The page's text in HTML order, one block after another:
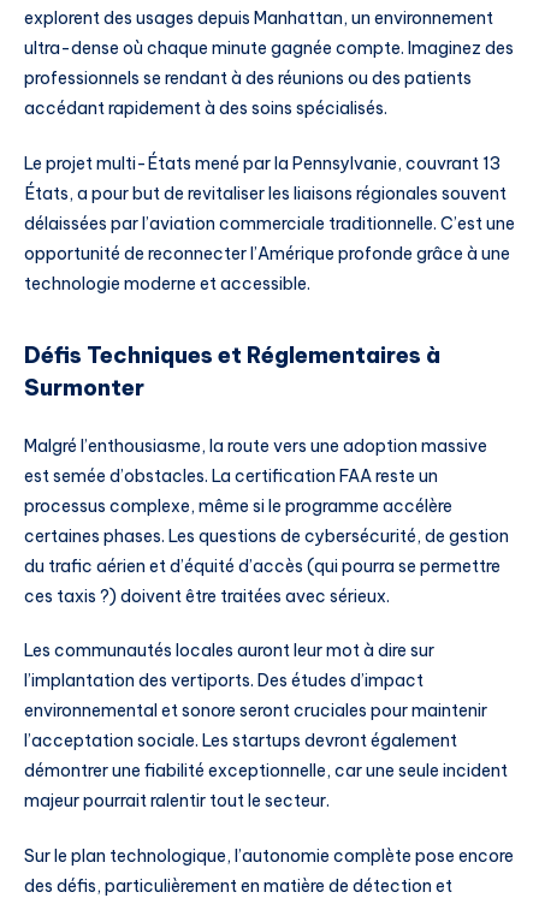
explorent des usages depuis Manhattan, un environnement
ultra-dense où chaque minute gagnée compte. Imaginez des
professionnels se rendant à des réunions ou des patients
accédant rapidement à des soins spécialisés.
Le projet multi-États mené par la Pennsylvanie, couvrant 13
États, a pour but de revitaliser les liaisons régionales souvent
délaissées par l’aviation commerciale traditionnelle. C’est une
opportunité de reconnecter l’Amérique profonde grâce à une
technologie moderne et accessible.
Défis Techniques et Réglementaires à
Surmonter
Malgré l’enthousiasme, la route vers une adoption massive
est semée d’obstacles. La certification FAA reste un
processus complexe, même si le programme accélère
certaines phases. Les questions de cybersécurité, de gestion
du trafic aérien et d’équité d’accès (qui pourra se permettre
ces taxis ?) doivent être traitées avec sérieux.
Les communautés locales auront leur mot à dire sur
l’implantation des vertiports. Des études d’impact
environnemental et sonore seront cruciales pour maintenir
l’acceptation sociale. Les startups devront également
démontrer une fiabilité exceptionnelle, car une seule incident
majeur pourrait ralentir tout le secteur.
Sur le plan technologique, l’autonomie complète pose encore
des défis, particulièrement en matière de détection et